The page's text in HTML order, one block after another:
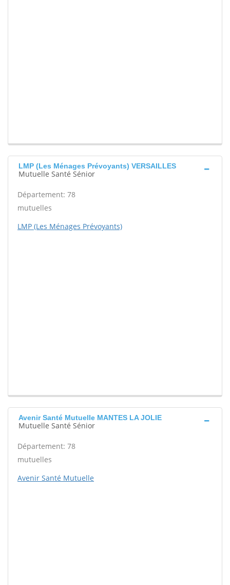
LMP (Les Ménages Prévoyants) VERSAILLES
Mutuelle Santé Sénior
Département: 78
mutuelles
LMP (Les Ménages Prévoyants)
Avenir Santé Mutuelle MANTES LA JOLIE
Mutuelle Santé Sénior
Département: 78
mutuelles
Avenir Santé Mutuelle